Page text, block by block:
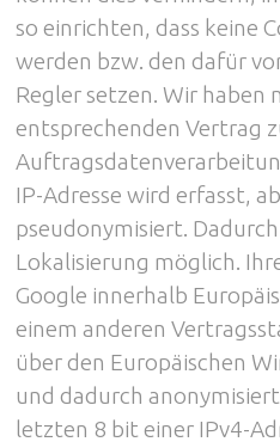
so einrichten, dass keine
werden bzw. den dafür
Regler setzen. Wir haben
entsprechenden Vertrag
IP-Adresse wird erfasst,
pseudonymisiert.
Lokalisierung möglich.
Google innerhalb
einem anderen
über den Europäischen
und dadurch
letzten 8 bit einer IPv4-